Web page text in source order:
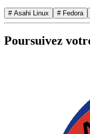
# Asahi Linux # Fedora
Poursuivez